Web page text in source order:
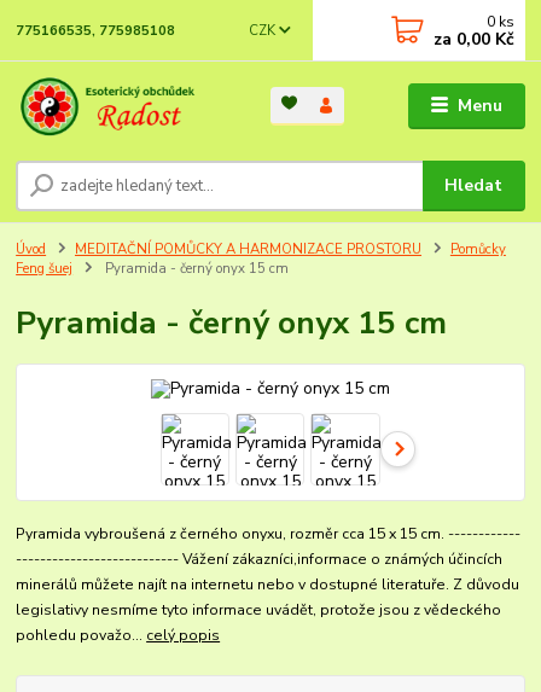
Menu
CZK
Hledat
775166535, 775985108 0 ks
za 0,00 Kč
Úvod MEDITAČNÍ POMŮCKY A HARMONIZACE PROSTORU
Pomůcky
Feng šuej
Pyramida - černý onyx 15 cm
Pyramida - černý onyx 15 cm
Pyramida vybroušená z černého onyxu, rozměr cca 15 x 15 cm. ------------
--------------------------- Vážení zákazníci,informace o známých účincích
minerálů můžete najít na internetu nebo v dostupné literatuře. Z důvodu
legislativy nesmíme tyto informace uvádět, protože jsou z vědeckého
pohledu považo... celý popis